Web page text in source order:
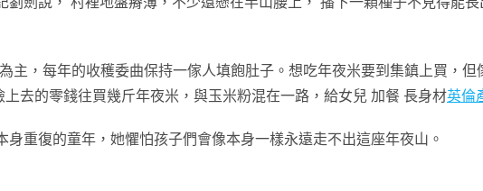
主，每年的收穫委曲保持一傢人填飽肚子。想吃年夜米要到集鎮上買，但
去的零錢往買幾斤年夜米，與玉米粉混在一路，給女兒 加餐 長身材英倫
重復的童年，她懼怕孩子們會像本身一樣永遠走不出這座年夜山。